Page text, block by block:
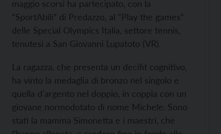
maggio scorsi ha partecipato, con la
“SportAbili” di Predazzo, al “Play the games”
delle Special Olympics Italia, settore tennis,
tenutesi a San Giovanni Lupatoto (VR).
La ragazza, che presenta un decifit cognitivo,
ha vinto la medaglia di bronzo nel singolo e
quella d'argento nel doppio, in coppia con un
giovane normodotato di nome Michele. Sono
stati la mamma Simonetta e i maestri, che